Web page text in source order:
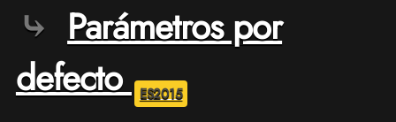
Parámetros por
defecto